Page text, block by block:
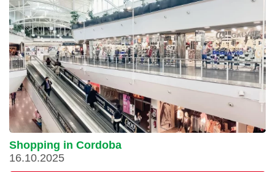
Shopping in Cordoba
16.10.2025